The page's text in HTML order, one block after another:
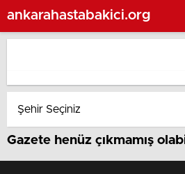
ankarahastabakici.org
Gazete henüz çıkmamış